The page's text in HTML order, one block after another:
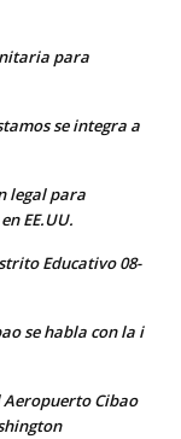
para
se integra a
legal para
EE.UU.
Educativo 08-
se habla con la i
Cibao